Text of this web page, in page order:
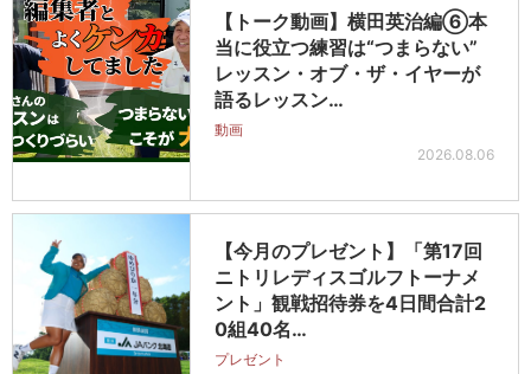
【トーク動画】横田英治編⑥本
当に役立つ練習は“つまらない”
レッスン・オブ・ザ・イヤーが
語るレッスン…
動画
2026.08.06
【今月のプレゼント】「第17回
ニトリレディスゴルフトーナメ
ント」観戦招待券を4日間合計2
0組40名…
プレゼント